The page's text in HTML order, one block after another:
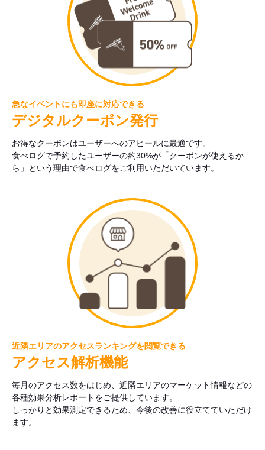
急なイベントにも即座に対応できる
デジタルクーポン発行
お得なクーポンはユーザーへのアピールに最適です。
食べログで予約したユーザーの約30%が「クーポンが使えるか
ら」という理由で食べログをご利用いただいています。
近隣エリアのアクセスランキングを閲覧できる
アクセス解析機能
毎月のアクセス数をはじめ、近隣エリアのマーケット情報などの
各種効果分析レポートをご提供しています。
しっかりと効果測定できるため、今後の改善に役立てていただけ
ます。